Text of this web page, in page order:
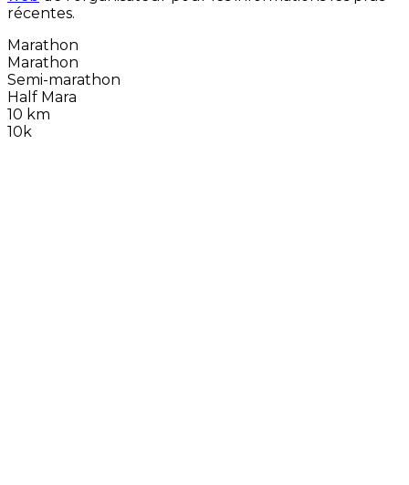
récentes.
Marathon
Marathon
Semi-marathon
Half Mara
10 km
10k